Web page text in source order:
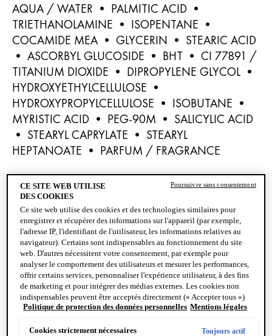
AQUA / WATER • PALMITIC ACID •
TRIETHANOLAMINE • ISOPENTANE •
COCAMIDE MEA • GLYCERIN • STEARIC ACID
• ASCORBYL GLUCOSIDE • BHT • CI 77891 /
TITANIUM DIOXIDE • DIPROPYLENE GLYCOL •
HYDROXYETHYLCELLULOSE •
HYDROXYPROPYLCELLULOSE • ISOBUTANE •
MYRISTIC ACID • PEG-90M • SALICYLIC ACID
• STEARYL CAPRYLATE • STEARYL
HEPTANOATE • PARFUM / FRAGRANCE
PRÉCAUTIONS - AÉROSOL EXTRÊMEMENT
INFLAMMABLE.
RÉCIPIENT SOUS PRESSION : PEUT ÉCLATER
SOUS L’EFFET DE LA CHALEUR. TENIR À L’ÉCART
DE LA CHALEUR, DES SURFACES CHAUDES, DES
ÉTINCELLES, DES FLAMMES NUES ET DE TOUTE
AUTRE SOURCE D’INFLAMMATION. NE PAS
FUMER. NE PAS VAPORISER SUR UNE FLAMME
NUE OU SUR TOUTE AUTRE SOURCE
D’IGNITION. NE PAS PERFORER, NI BRÛLER,
CE SITE WEB UTILISE
DES COOKIES
Ce site web utilise des cookies et des technologies similaires pour
enregistrer et récupérer des informations sur l'appareil (par exemple,
l'adresse IP, l'identifiant de l'utilisateur, les informations relatives au
navigateur). Certains sont indispensables au fonctionnement du site
web. D'autres nécessitent votre consentement, par exemple pour
analyser le comportement des utilisateurs et mesurer les performances,
offrir certains services, personnaliser l'expérience utilisateur, à des fins
de marketing et pour intégrer des médias externes. Les cookies non
indispensables peuvent être acceptés directement (« Accepter tous »)
ou refusés (« Continuer sans consentement »). Il est également
préférences (« Enregistrer mes choix »). Vous pouvez modifier votre
Politique de protection des données personnelles Mentions légales
Cookies strictement nécessaires Toujours actif
Poursuivre sans consentement